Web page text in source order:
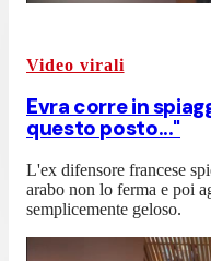
Video virali
Evra corre in
questo posto..."
L'ex difensore francese
arabo non lo ferma e poi
semplicemente geloso.